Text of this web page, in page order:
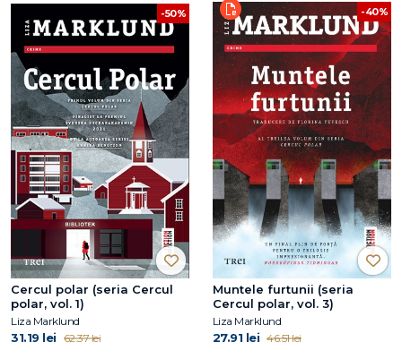
-50%
Cercul polar (seria Cercul
polar, vol. 1)
Liza Marklund
31.19 lei 62.37 lei
-40%
Muntele furtunii (seria
Cercul polar, vol. 3)
Liza Marklund
27.91 lei 46.51 lei